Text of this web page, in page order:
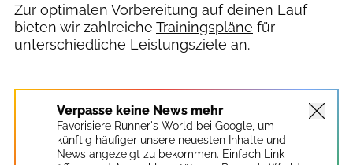
Zur optimalen Vorbereitung auf deinen Lauf
bieten wir zahlreiche Trainingspläne für
unterschiedliche Leistungsziele an.
Verpasse keine News mehr
Favorisiere Runner's World bei Google, um
künftig häufiger unsere neuesten Inhalte und
News angezeigt zu bekommen. Einfach Link